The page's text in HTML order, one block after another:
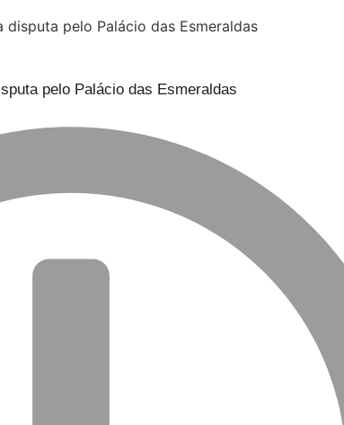
pelo Palácio das Esmeraldas